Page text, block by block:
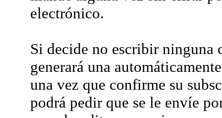
electrónico.
Si decide no escribir ninguna
generará una
una vez que confirme su
podrá pedir que se le envíe